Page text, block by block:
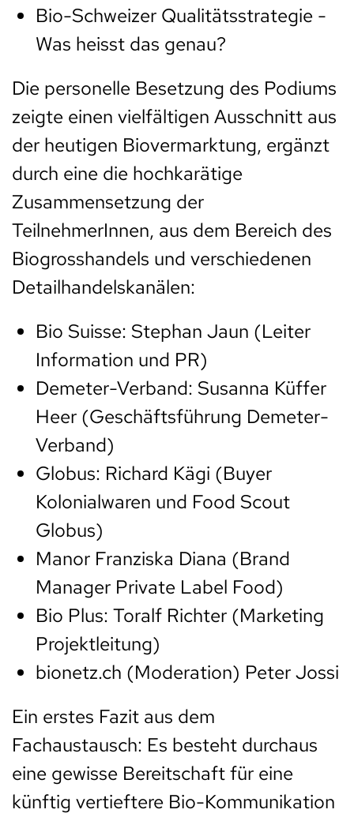
Bio-Schweizer Qualitätsstrategie -
Was heisst das genau?
Die personelle Besetzung des Podiums
zeigte einen vielfältigen Ausschnitt aus
der heutigen Biovermarktung, ergänzt
durch eine die hochkarätige
Zusammensetzung der
TeilnehmerInnen, aus dem Bereich des
Biogrosshandels und verschiedenen
Detailhandelskanälen:
Bio Suisse: Stephan Jaun (Leiter
Information und PR)
Demeter-Verband: Susanna Küffer
Heer (Geschäftsführung Demeter-
Verband)
Globus: Richard Kägi (Buyer
Kolonialwaren und Food Scout
Globus)
Manor Franziska Diana (Brand
Manager Private Label Food)
Bio Plus: Toralf Richter (Marketing
Projektleitung)
bionetz.ch (Moderation) Peter Jossi
Ein erstes Fazit aus dem
Fachaustausch: Es besteht durchaus
eine gewisse Bereitschaft für eine
künftig vertieftere Bio-Kommunikation